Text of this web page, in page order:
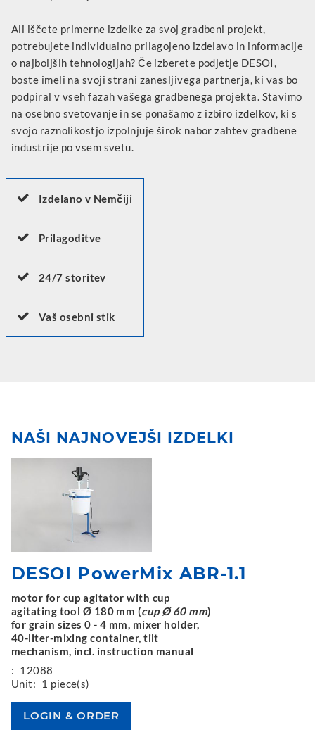
Ali iščete primerne izdelke za svoj gradbeni projekt,
potrebujete individualno prilagojeno izdelavo in informacije
o najboljših tehnologijah? Če izberete podjetje DESOI,
boste imeli na svoji strani zanesljivega partnerja, ki vas bo
podpiral v vseh fazah vašega gradbenega projekta. Stavimo
na osebno svetovanje in se ponašamo z izbiro izdelkov, ki s
svojo raznolikostjo izpolnjuje širok nabor zahtev gradbene
industrije po vsem svetu.
Izdelano v Nemčiji
Prilagoditve
24/7 storitev
Vaš osebni stik
NAŠI NAJNOVEJŠI IZDELKI
DESOI PowerMix ABR-1.1
motor for cup agitator with cup
agitating tool Ø 180 mm (cup Ø 60 mm)
for grain sizes 0 - 4 mm, mixer holder,
40-liter-mixing container, tilt
mechanism, incl. instruction manual
: 12088
Unit: 1 piece(s)